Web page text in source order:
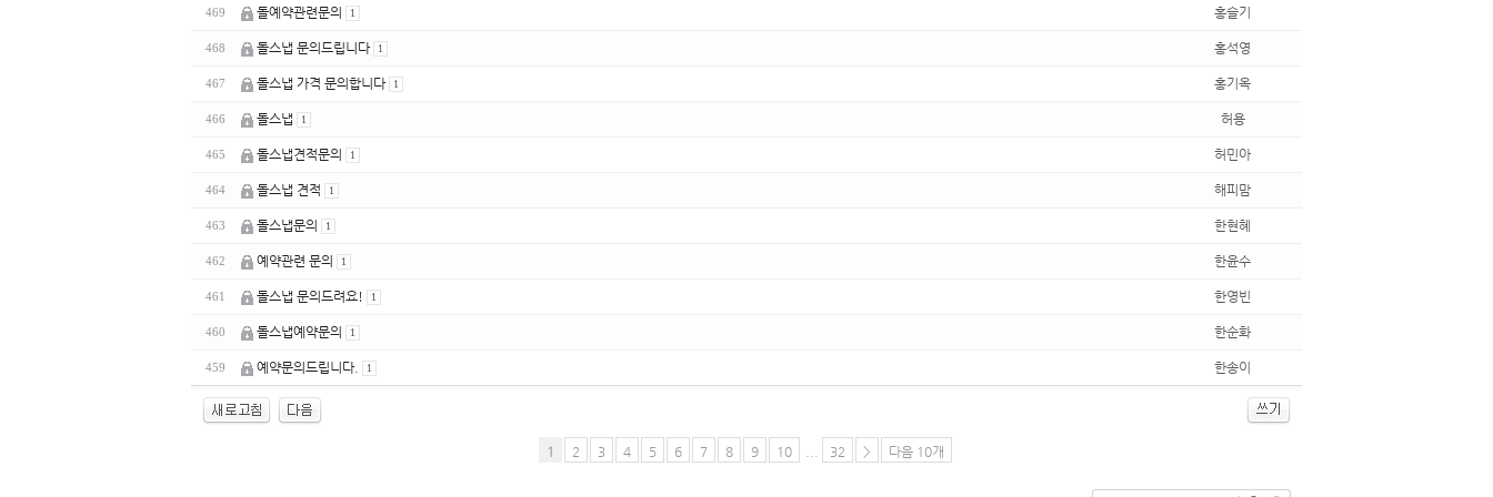
469 돌예약관련문의 1 홍슬기
468 돌스냅 문의드립니다 1 홍석영
467 돌스냅 가격 문의합니다 1 홍기옥
466 돌스냅 1 허용
465 돌스냅견적문의 1 허민아
464 돌스냅 견적 1 해피맘
463 돌스냅문의 1 한현혜
462 예약관련 문의 1 한윤수
461 돌스냅 문의드려요! 1 한영빈
460 돌스냅예약문의 1 한순화
459 예약문의드립니다. 1 한송이
1 2 3 4 5 6 7 8 9 10 32 > 다음 10개